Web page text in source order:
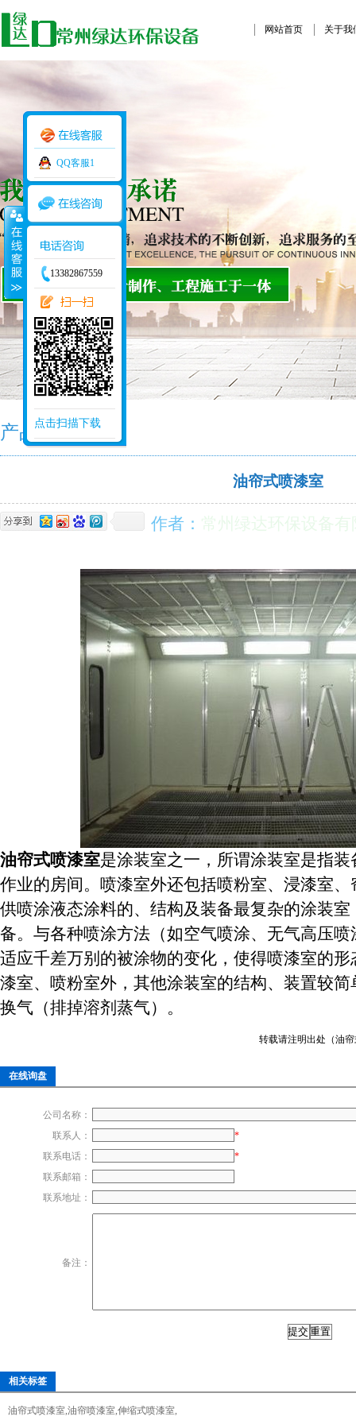
网站首页 关于我
产品中心
油帘式喷漆室
作者： 常州绿达环保设备
油帘式喷漆室是涂装室之一，所谓涂装室是指
作业的房间。喷漆室外还包括喷粉室、浸漆室
供喷涂液态涂料的、结构及装备最复杂的涂装
备。与各种喷涂方法（如空气喷涂、无气高压
适应千差万别的被涂物的变化，使得喷漆室的
漆室、喷粉室外，其他涂装室的结构、装置较
换气（排掉溶剂蒸气）。
转载请注明出处（油帘
在线询盘
公司名称：
联系人：
*
联系电话：
*
联系邮箱：
联系地址：
备注：
相关标签
油帘式喷漆室,油帘喷漆室,伸缩式喷漆室,
QQ客服1
13382867559
点击扫描下载